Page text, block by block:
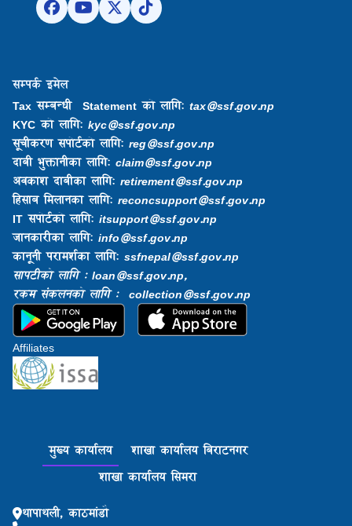
सम्पर्क इमेल
Tax सम्बन्धी Statement को लागि: tax@ssf.gov.np
KYC को लागि: kyc@ssf.gov.np
सूचीकरण सपोर्टको लागि: reg@ssf.gov.np
दाबी भुक्तानीका लागि: claim@ssf.gov.np
अवकाश दाबीका लागि: retirement@ssf.gov.np
हिसाब मिलानका लागि: reconcsupport@ssf.gov.np
IT सपोर्टको लागि: itsupport@ssf.gov.np
जानकारीका लागि: info@ssf.gov.np​
कानूनी परामर्शका लागि: ssfnepal@ssf.gov.np​
सापटीको लागि : loan@ssf.gov.np,
रकम संकलनको लागि : collection@ssf.gov.np
Affiliates
मुख्य कार्यालय
शाखा कार्यालय बिराटनगर
शाखा कार्यालय सिमरा
थापाथली, काठमांडौ